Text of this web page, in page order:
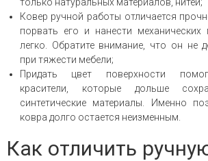
Ковер ручной работы отличается
порвать его и нанести механических
легко. Обратите внимание, что он не
при тяжести мебели;
Придать цвет поверхности
красители, которые дольше
синтетические материалы. Именно
ковра долго остается неизменным.
Как отличить